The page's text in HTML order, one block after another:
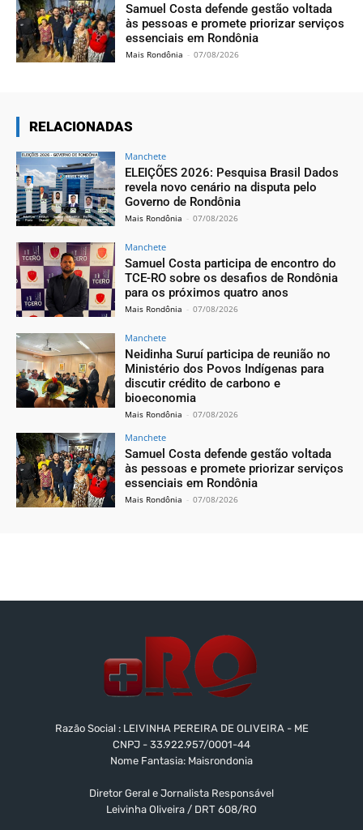
Samuel Costa defende gestão voltada
às pessoas e promete priorizar serviços
essenciais em Rondônia
Mais Rondônia - 07/08/2026
RELACIONADAS
Manchete
ELEIÇÕES 2026: Pesquisa Brasil Dados
revela novo cenário na disputa pelo
Governo de Rondônia
Mais Rondônia - 07/08/2026
Manchete
Samuel Costa participa de encontro do
TCE-RO sobre os desafios de Rondônia
para os próximos quatro anos
Mais Rondônia - 07/08/2026
Manchete
Neidinha Suruí participa de reunião no
Ministério dos Povos Indígenas para
discutir crédito de carbono e
bioeconomia
Mais Rondônia - 07/08/2026
Manchete
Samuel Costa defende gestão voltada
às pessoas e promete priorizar serviços
essenciais em Rondônia
Mais Rondônia - 07/08/2026
Razão Social : LEIVINHA PEREIRA DE OLIVEIRA - ME
CNPJ - 33.922.957/0001-44
Nome Fantasia: Maisrondonia
Diretor Geral e Jornalista Responsável
Leivinha Oliveira / DRT 608/RO